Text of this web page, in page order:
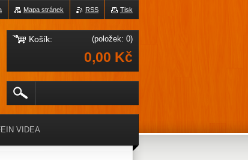
VIDEA
Tisk
RSS
Mapa stránek
Košík: (položek: 0)
0,00 Kč